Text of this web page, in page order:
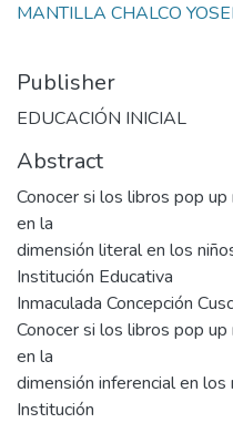
MANTILLA CHALCO
Publisher
EDUCACIÓN INICIAL
Abstract
Conocer si los libros pop
en la
dimensión literal en los
Institución Educativa
Inmaculada Concepción
Conocer si los libros pop
en la
dimensión inferencial en
Institución